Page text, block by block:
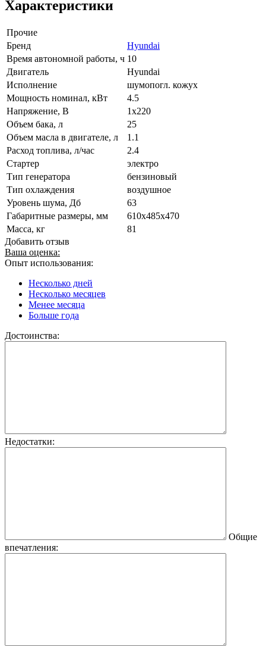
Характеристики
Прочие
Бренд
Hyundai
Время автономной работы, ч 10
Двигатель
Hyundai
Исполнение
шумопогл. кожух
Мощность номинал, кВт
4.5
Напряжение, В
1x220
Объем бака, л
25
Объем масла в двигателе, л
1.1
Расход топлива, л/час
2.4
Стартер
электро
Тип генератора
бензиновый
Тип охлаждения
воздушное
Уровень шума, Дб
63
Габаритные размеры, мм
610x485x470
Масса, кг
81
Добавить отзыв
Ваша оценка:
Опыт использования:
Несколько дней
Несколько месяцев
Менее месяца
Больше года
Достоинства:
Недостатки:
Общие
впечатления: